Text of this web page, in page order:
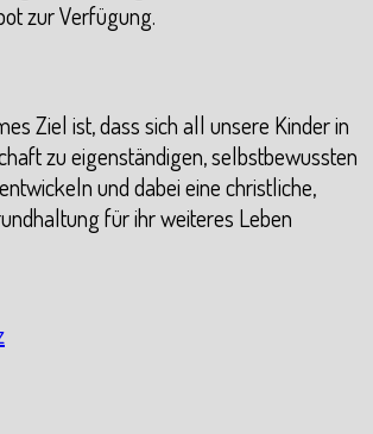
zur Verfügung.
Ziel ist, dass sich all unsere Kinder in
zu eigenständigen, selbstbewussten
und dabei eine christliche,
für ihr weiteres Leben